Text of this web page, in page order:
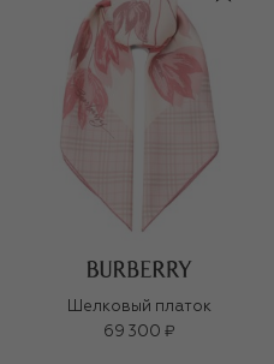
Шелковый платок
69 300 ₽